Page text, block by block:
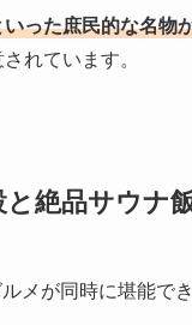
った庶民的な名物
れています。
絶品サウナ
メが同時に堪能で